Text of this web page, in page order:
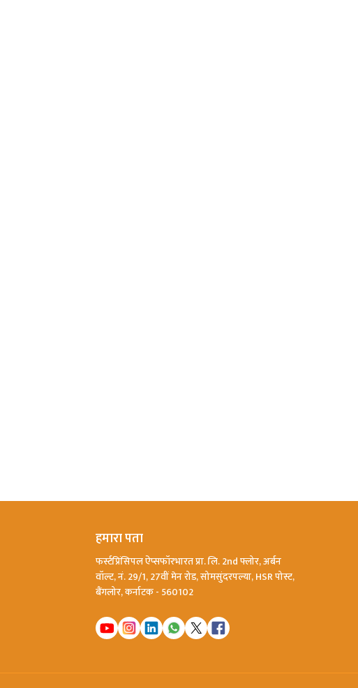
हमारा पता
फर्स्टप्रिंसिपल ऐप्सफॉरभारत प्रा. लि. 2nd फ्लोर, अर्बन
वॉल्ट, नं. 29/1, 27वीं मेन रोड, सोमसुंदरपल्या, HSR पोस्ट,
बैंगलोर, कर्नाटक - 560102